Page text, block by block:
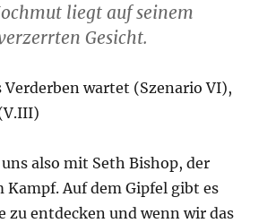
liegt auf seinem
Gesicht.
Verderben wartet (Szenario VI),
also mit Seth Bishop, der
Auf dem Gipfel gibt es
zu entdecken und wenn wir das